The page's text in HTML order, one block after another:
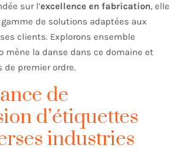
sur l’excellence en fabrication, elle
de solutions adaptées aux
clients. Explorons ensemble
mène la danse dans ce domaine et
premier ordre.
de
d’étiquettes
industries